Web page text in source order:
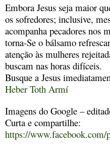
Embora Jesus seja maior
os sofredores; inclusive,
acompanha pecadores nos
torna-Se o bálsamo
atenção às mulheres
buscam nas horas difíceis.
Busque a Jesus
Heber Toth Armí
Imagens do Google –
Curta e compartilhe:
https://www.facebook.com/